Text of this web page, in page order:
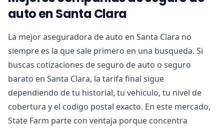
auto en Santa Clara
La mejor aseguradora de auto en Santa Clara no
siempre es la que sale primero en una busqueda. Si
buscas cotizaciones de seguro de auto o seguro
barato en Santa Clara, la tarifa final sigue
dependiendo de tu historial, tu vehiculo, tu nivel de
cobertura y el codigo postal exacto. En este mercado,
State Farm parte con ventaja porque concentra